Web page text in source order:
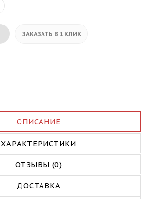
ЗАКАЗАТЬ В 1 КЛИК
ОПИСАНИЕ
ХАРАКТЕРИСТИКИ
ОТЗЫВЫ (0)
ДОСТАВКА